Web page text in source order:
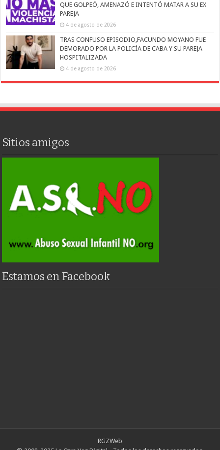
QUE GOLPEÓ, AMENAZÓ E INTENTÓ MATAR A SU EX
PAREJA
4 de agosto de 2026
TRAS CONFUSO EPISODIO,FACUNDO MOYANO FUE
DEMORADO POR LA POLICÍA DE CABA Y SU PAREJA
HOSPITALIZADA
4 de agosto de 2026
Sitios amigos
Estamos en Facebook
RGZWeb